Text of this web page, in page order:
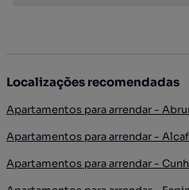
Localizações recomendadas
Apartamentos para arrendar -
Apartamentos para arrendar -
Apartamentos para arrendar -